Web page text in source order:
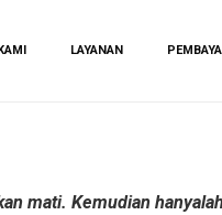
LAYANAN
mati. Kemudian